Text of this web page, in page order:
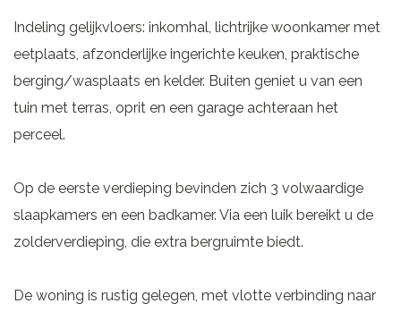
Indeling gelijkvloers: inkomhal, lichtrijke woonkamer met
eetplaats, afzonderlijke ingerichte keuken, praktische
berging/wasplaats en kelder. Buiten geniet u van een
tuin met terras, oprit en een garage achteraan het
perceel.
Op de eerste verdieping bevinden zich 3 volwaardige
slaapkamers en een badkamer. Via een luik bereikt u de
zolderverdieping, die extra bergruimte biedt.
De woning is rustig gelegen, met vlotte verbinding naar